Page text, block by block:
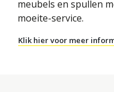
meubels en spullen
moeite-service.
Klik hier voor meer